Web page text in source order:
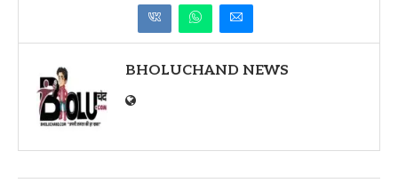
BHOLUCHAND NEWS